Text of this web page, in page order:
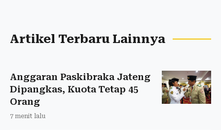
Artikel Terbaru Lainnya
Anggaran Paskibraka Jateng
Dipangkas, Kuota Tetap 45
Orang
7 menit lalu